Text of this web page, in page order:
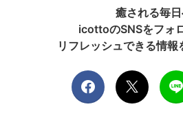
2日目
癒される毎
icottoのSNSをフォ
リフレッシュできる情